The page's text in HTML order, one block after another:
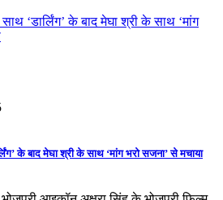
के बाद मेघा श्री के साथ ‘मांग भरो सजना’ से मचाया